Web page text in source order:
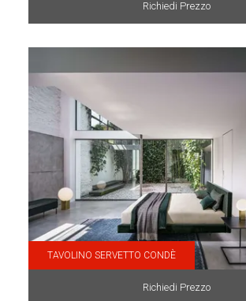
Richiedi Prezzo
TAVOLINO SERVETTO CONDÈ
Richiedi Prezzo